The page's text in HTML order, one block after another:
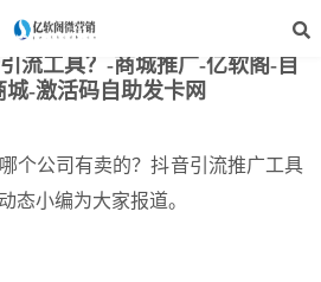
站装修 > 商城推广
流工具？-商城推广-亿软阁-自
-激活码自助发卡网
个公司有卖的？抖音引流推广工具
态小编为大家报道。